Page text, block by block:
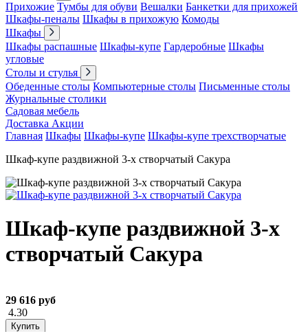
Прихожие Тумбы для обуви Вешалки Банкетки для прихожей
Шкафы-пеналы Шкафы в прихожую Комоды
Шкафы
Шкафы распашные Шкафы-купе Гардеробные Шкафы
угловые
Столы и стулья
Обеденные столы Компьютерные столы Письменные столы
Журнальные столики
Садовая мебель
Доставка Акции
Главная Шкафы Шкафы-купе Шкафы-купе трехстворчатые
Шкаф-купе раздвижной 3-х створчатый Сакура
Шкаф-купе раздвижной 3-х
створчатый Сакура
29 616 руб
4.30
Купить